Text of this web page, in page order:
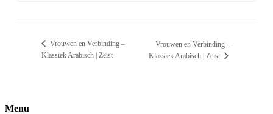
Vrouwen en Verbinding –
Klassiek Arabisch | Zeist
Vrouwen en Verbinding –
Klassiek Arabisch | Zeist
Menu